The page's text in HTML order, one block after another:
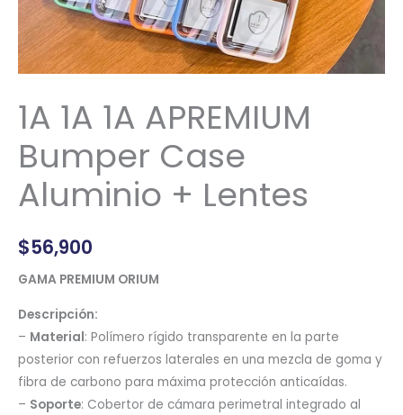
1A 1A 1A APREMIUM
Bumper Case
Aluminio + Lentes
$56,900
GAMA PREMIUM ORIUM
Descripción:
– Material: Polímero rígido transparente en la parte
posterior con refuerzos laterales en una mezcla de goma y
fibra de carbono para máxima protección anticaídas.
– Soporte: Cobertor de cámara perimetral integrado al